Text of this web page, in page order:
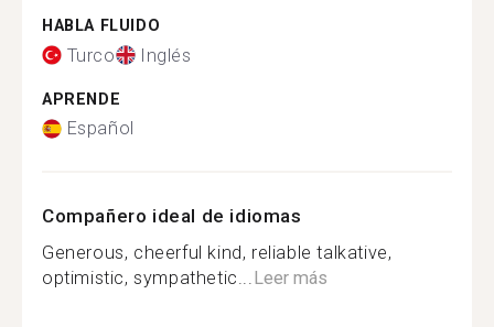
HABLA FLUIDO
Turco Inglés
APRENDE
Español
Compañero ideal de idiomas
Generous, cheerful kind, reliable talkative,
optimistic, sympathetic...Leer más